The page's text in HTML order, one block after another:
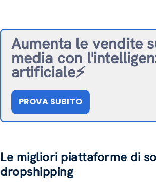
Aumenta le vendite
media con
artificiale⚡️
PROVA SUBITO
Le migliori piattaforme di
dropshipping